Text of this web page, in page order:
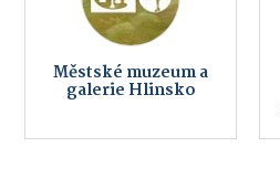
Městské muzeum a
galerie Hlinsko